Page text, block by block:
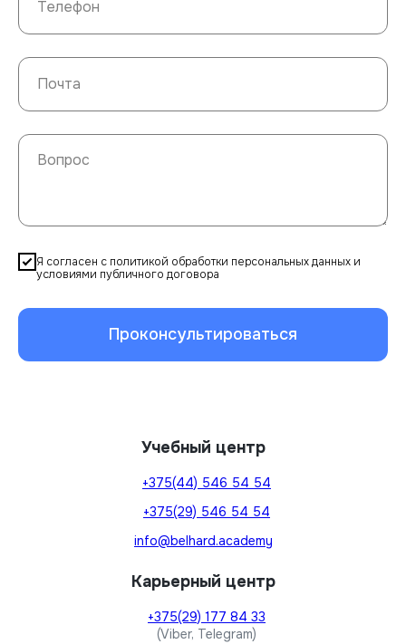
Я согласен с политикой обработки персональных данных и
условиями публичного договора
Проконсультироваться
Учебный центр
+375(44) 546 54 54
+375(29) 546 54 54
info@belhard.academy
+375(29) 177 84 33
(Viber, Telegram)
Карьерный центр